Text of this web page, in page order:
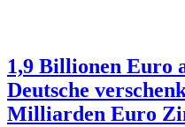
1,9 Billionen Euro
Deutsche
Milliarden Euro